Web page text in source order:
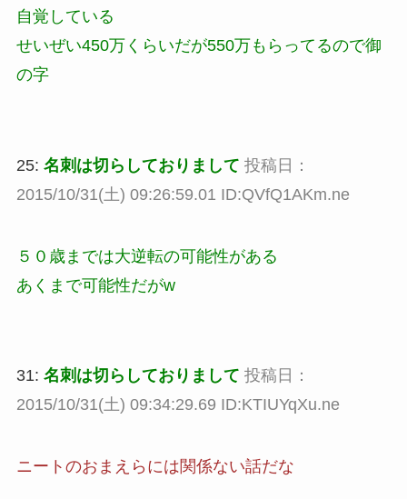
自覚している
せいぜい450万くらいだが550万もらってるので御
の字
25: 名刺は切らしておりまして 投稿日：
2015/10/31(土) 09:26:59.01 ID:QVfQ1AKm.ne
５０歳までは大逆転の可能性がある
あくまで可能性だがw
31: 名刺は切らしておりまして 投稿日：
2015/10/31(土) 09:34:29.69 ID:KTIUYqXu.ne
ニートのおまえらには関係ない話だな